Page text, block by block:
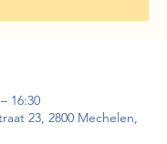
16:30
23, 2800 Mechelen,